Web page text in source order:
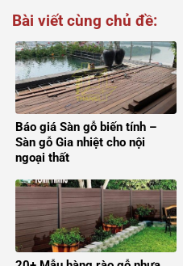
Bài viết cùng chủ đề:
Báo giá Sàn gỗ biến tính –
Sàn gỗ Gia nhiệt cho nội
ngoại thất